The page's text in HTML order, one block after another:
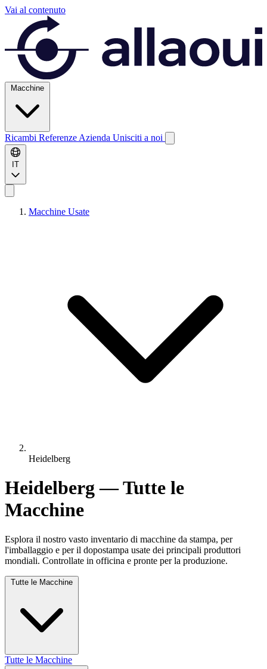
Vai al contenuto
Macchine
Ricambi Referenze Azienda Unisciti a noi
IT
Macchine Usate
Heidelberg
Heidelberg — Tutte le
Macchine
Esplora il nostro vasto inventario di macchine da stampa, per
l'imballaggio e per il dopostampa usate dei principali produttori
mondiali. Controllate in officina e pronte per la produzione.
Tutte le Macchine
Tutte le Macchine